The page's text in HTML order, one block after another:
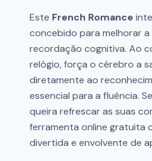
Este French Romance
concebido para melhorar
recordação cognitiva. Ao
relógio, força o cérebro a
diretamente ao
essencial para a fluência.
queira refrescar as suas
ferramenta online gratuita
divertida e envolvente de